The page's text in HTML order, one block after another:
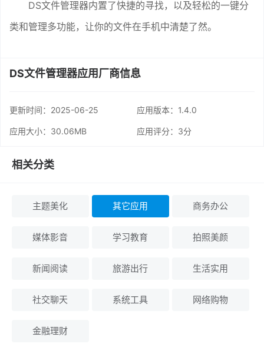
DS文件管理器内置了快捷的寻找，以及轻松的一键分
类和管理多功能，让你的文件在手机中清楚了然。
DS文件管理器应用厂商信息
更新时间： 2025-06-25 应用版本：1.4.0
应用大小：30.06MB 应用评分： 3分
相关分类
主题美化 其它应用 商务办公
媒体影音 学习教育 拍照美颜
新闻阅读 旅游出行 生活实用
社交聊天 系统工具 网络购物
金融理财